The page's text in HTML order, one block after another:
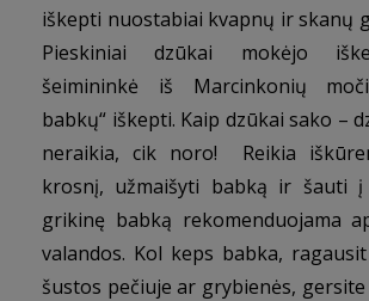
iškepti nuostabiai kvapnų ir skanų
Pieskiniai dzūkai mokėjo
šeimininkė iš Marcinkonių
babkų“ iškepti. Kaip dzūkai sako –
neraikia, cik noro! Reikia
krosnį, užmaišyti babką ir šauti į
grikinę babką rekomenduojama
valandos. Kol keps babka,
šustos pečiuje ar grybienės,